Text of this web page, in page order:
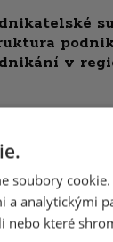
v
soubory
a analytickými
které